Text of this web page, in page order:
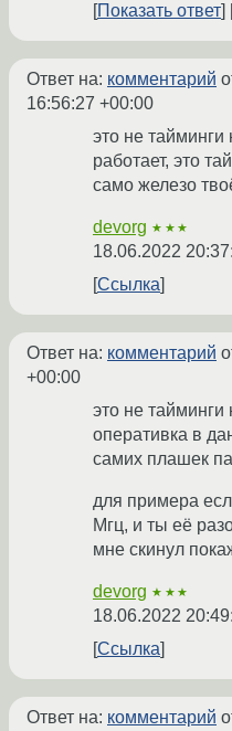
Показать ответ
Ответ на: комментарий
16:56:27 +00:00
это не тайминги
работает, это
само железо
devorg ★★★
18.06.2022
Ссылка
Ответ на: комментарий
+00:00
это не тайминги
оперативка в
самих плашек
для примера
Мгц, и ты её
мне скинул
devorg ★★★
18.06.2022
Ссылка
Ответ на: комментарий